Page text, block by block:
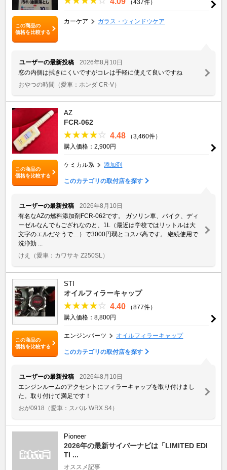
この商品の
価格を比較する
（437件）
カーケア ガラス・ウィンドウケア
ユーザーの最新投稿
2026年8月10日
窓の内側は拭きにくいですがコレは手軽に使えて良いですね
おやつの時間 （愛車：ホンダ CR-V）
この商品の
価格を比較する
AZ
FCR-062
4.48
（3,460件）
購入価格：2,900円
ケミカル系 添加剤
このカテゴリの取付店を探す
ユーザーの最新投稿
2026年8月10日
有名なAZの燃料添加剤FCR-062です。 ガソリン車、バイク、ディ
ーゼルなんでもござれなのと、1L（最近は学校ではリットルは大
文字のエルだそうで…）で3000円弱とコスパ高です。 継続使用で
洗浄効 ...
けえ
（愛車：カワサキ Z250SL）
この商品の
価格を比較する
STI
オイルフィラーキャップ
4.40
（877件）
購入価格：8,800円
エンジンパーツ オイルフィラーキャップ
このカテゴリの取付店を探す
ユーザーの最新投稿
2026年8月10日
エンジンルームのアクセントにフィラーキャップを取り付けまし
た。取り付けて満足です！
おが0918 （愛車：スバル WRX S4）
Pioneer
2026年の最新サイバーナビは「LIMITED EDI
TI ...
オススメ記事